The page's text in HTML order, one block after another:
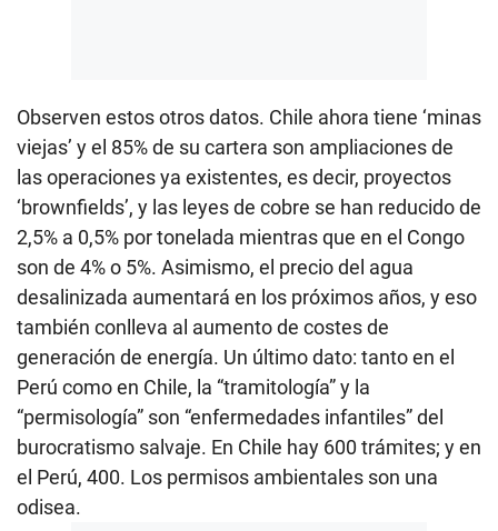
Observen estos otros datos. Chile ahora tiene ‘minas
viejas’ y el 85% de su cartera son ampliaciones de
las operaciones ya existentes, es decir, proyectos
‘brownfields’, y las leyes de cobre se han reducido de
2,5% a 0,5% por tonelada mientras que en el Congo
son de 4% o 5%. Asimismo, el precio del agua
desalinizada aumentará en los próximos años, y eso
también conlleva al aumento de costes de
generación de energía. Un último dato: tanto en el
Perú como en Chile, la “tramitología” y la
“permisología” son “enfermedades infantiles” del
burocratismo salvaje. En Chile hay 600 trámites; y en
el Perú, 400. Los permisos ambientales son una
odisea.